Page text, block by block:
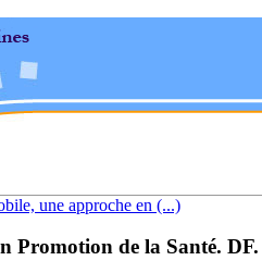
une approche en (...)
Promotion de la Santé.